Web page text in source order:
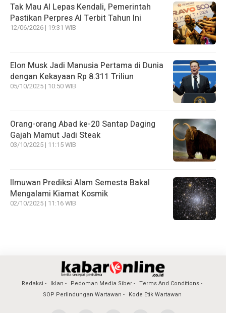
Tak Mau AI Lepas Kendali, Pemerintah
Pastikan Perpres AI Terbit Tahun Ini
12/06/2026 | 19:31 WIB
Elon Musk Jadi Manusia Pertama di Dunia
dengan Kekayaan Rp 8.311 Triliun
05/10/2025 | 10:50 WIB
Orang-orang Abad ke-20 Santap Daging
Gajah Mamut Jadi Steak
03/10/2025 | 11:15 WIB
Ilmuwan Prediksi Alam Semesta Bakal
Mengalami Kiamat Kosmik
02/10/2025 | 11:16 WIB
Redaksi Iklan Pedoman Media Siber
Terms And Conditions
SOP Perlindungan Wartawan
Kode Etik Wartawan